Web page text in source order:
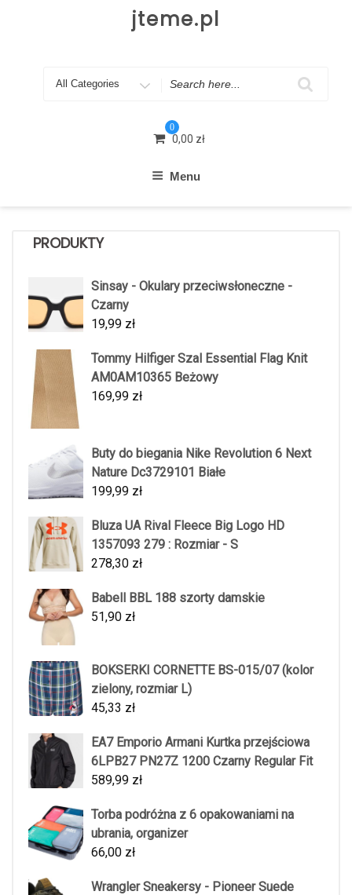
jteme.pl
Search
0
0,00 zł
Menu
PRODUKTY
Sinsay - Okulary przeciwsłoneczne -
Czarny
19,99 zł
Tommy Hilfiger Szal Essential Flag Knit
AM0AM10365 Beżowy
169,99 zł
Buty do biegania Nike Revolution 6 Next
Nature Dc3729101 Białe
199,99 zł
Bluza UA Rival Fleece Big Logo HD
1357093 279 : Rozmiar - S
278,30 zł
Babell BBL 188 szorty damskie
51,90 zł
BOKSERKI CORNETTE BS-015/07 (kolor
zielony, rozmiar L)
45,33 zł
EA7 Emporio Armani Kurtka przejściowa
6LPB27 PN27Z 1200 Czarny Regular Fit
589,99 zł
Torba podróżna z 6 opakowaniami na
ubrania, organizer
66,00 zł
Wrangler Sneakersy - Pioneer Suede